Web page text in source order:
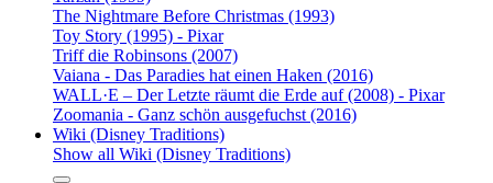
The Nightmare Before Christmas (1993)
Toy Story (1995) - Pixar
Triff die Robinsons (2007)
Vaiana - Das Paradies hat einen Haken (2016)
WALL·E – Der Letzte räumt die Erde auf (2008) - Pixar
Zoomania - Ganz schön ausgefuchst (2016)
Wiki (Disney Traditions)
Show all Wiki (Disney Traditions)